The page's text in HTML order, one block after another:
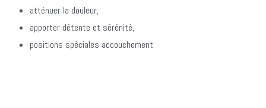
atténuer la douleur,
apporter détente et sérénité,
positions spéciales accouchement